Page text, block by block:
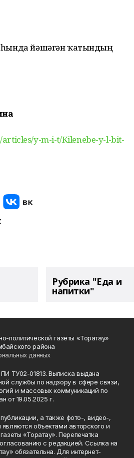
йәшәгән ҡатындың
y-m-i-t/Kilenebe-y-l-bit-
Рубрика "Еда и
напитки"
политической газеты «Торатау»
района
данных
ТУ02-01813. Выписка выдана
службы по надзору в сфере связи,
и массовых коммуникаций по
от 19.05.2025 г.
а также фото-, видео-,
объектами авторского и
«Торатау». Перепечатка
с редакцией. Ссылка на
обязательна. Для интернет-